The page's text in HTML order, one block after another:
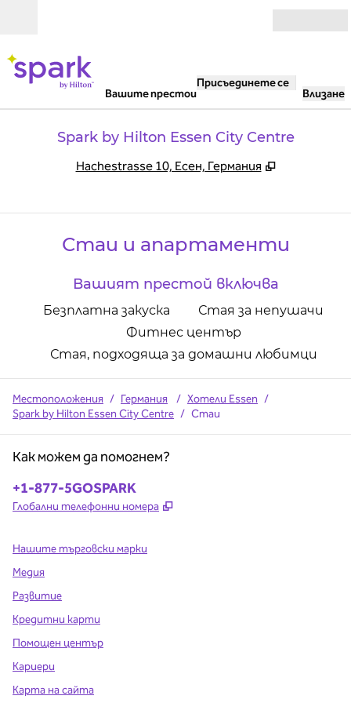
Вашите престои
Присъединете се
Влизане
Spark by Hilton Essen City Centre
Hachestrasse 10, Есен, Германия ,
Стаи и апартаменти
Вашият престой включва
Безплатна закуска
Стая за непушачи
Фитнес център
Стая, подходяща за домашни любимци
Местоположения / Германия / Хотели Essen /
Spark by Hilton Essen City Centre / Стаи
Как можем да помогнем?
Телефон:
+1-877-5GOSPARK
Глобални телефонни номера ,
Нашите търговски марки
Медия
Развитие
Кредитни карти
Помощен център
Кариери
Карта на сайта